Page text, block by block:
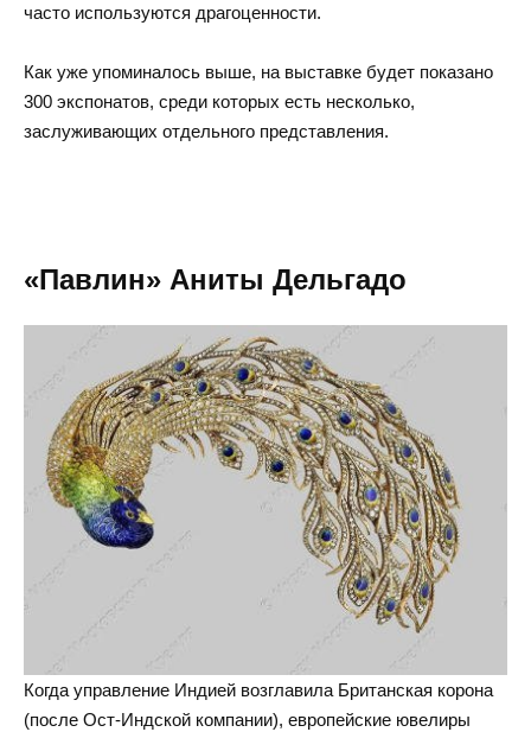
часто используются драгоценности.
Как уже упоминалось выше, на выставке будет показано
300 экспонатов, среди которых есть несколько,
заслуживающих отдельного представления.
«Павлин» Аниты Дельгадо
Когда управление Индией возглавила Британская корона
(после Ост-Индской компании), европейские ювелиры